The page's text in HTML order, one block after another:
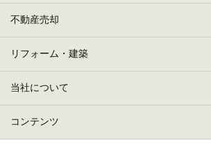
不動産売却
リフォーム・建築
当社について
コンテンツ